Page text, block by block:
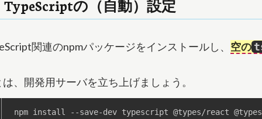
TypeScriptの（自動）設定
関連のnpmパッケージをインストールし、 空の
、開発用サーバを立ち上げましょう。
npm install --save-dev typescript @types/react